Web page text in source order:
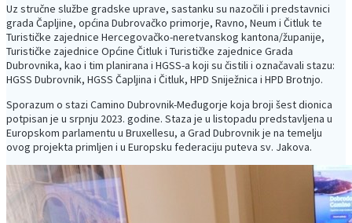
Uz stručne službe gradske uprave, sastanku su nazočili i predstavnici
grada Čapljine, općina Dubrovačko primorje, Ravno, Neum i Čitluk te
Turističke zajednice Hercegovačko-neretvanskog kantona/županije,
Turističke zajednice Općine Čitluk i Turističke zajednice Grada
Dubrovnika, kao i tim planirana i HGSS-a koji su čistili i označavali stazu:
HGSS Dubrovnik, HGSS Čapljina i Čitluk, HPD Sniježnica i HPD Brotnjo.
Sporazum o stazi Camino Dubrovnik-Međugorje koja broji šest dionica
potpisan je u srpnju 2023. godine. Staza je u listopadu predstavljena u
Europskom parlamentu u Bruxellesu, a Grad Dubrovnik je na temelju
ovog projekta primljen i u Europsku federaciju puteva sv. Jakova.